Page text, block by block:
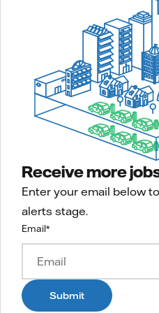
Receive more
Enter your email below
alerts stage.
Email*
Submit